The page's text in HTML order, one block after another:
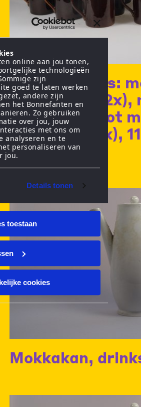
online aan jou tonen,
technologieën
zijn
goed te laten werken
andere zijn
het Bonnefanten en
Zo gebruiken
over jou, jouw
met ons om
analyseren en te
personaliseren van
jou.
Details tonen
toestaan
cookies
Mokkaservies:
met deksel (2x),
(3x), suikerpot
(4x), kop (15x), 11
schoteltjes
Mokkakan,